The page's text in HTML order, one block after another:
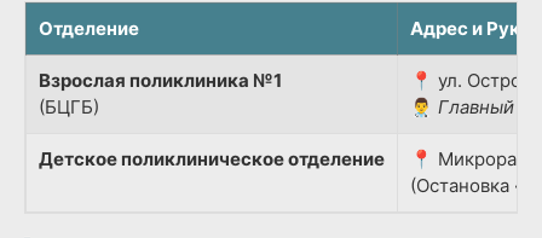
Отделение Адрес и
Взрослая поликлиника №1
(БЦГБ)
📍 ул.
👨‍⚕️ Главный
Детское поликлиническое отделение
📍
(Остановка